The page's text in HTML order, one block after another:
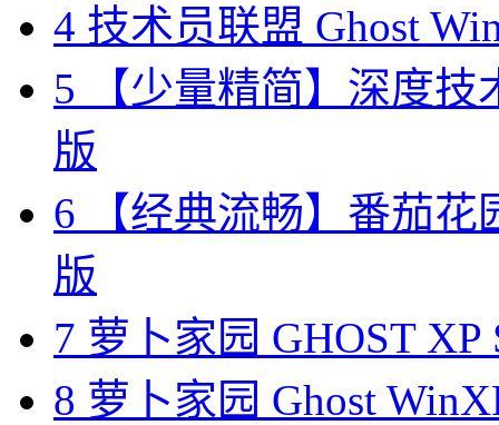
4 技术员联盟 Ghost
5 【少量精简】深度技
版
6 【经典流畅】番茄花
版
7 萝卜家园 GHOST
8 萝卜家园 Ghost